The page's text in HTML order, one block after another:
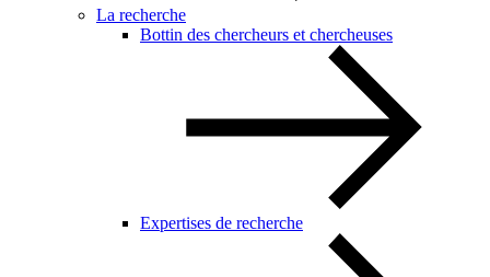
La recherche
Bottin des chercheurs et chercheuses
Expertises de recherche